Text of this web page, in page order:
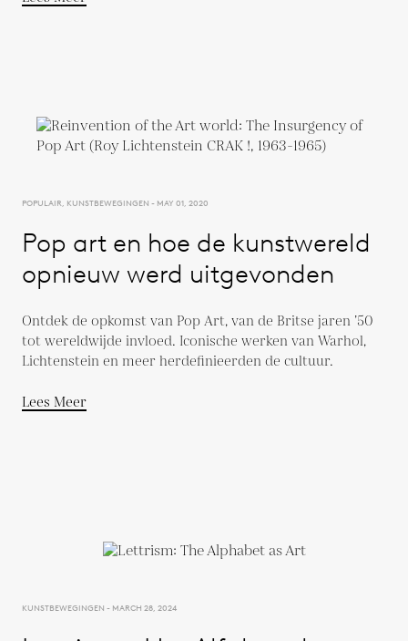
POPULAIR, KUNSTBEWEGINGEN - MAY 01, 2020
Pop art en hoe de kunstwereld
opnieuw werd uitgevonden
Ontdek de opkomst van Pop Art, van de Britse jaren ’50
tot wereldwijde invloed. Iconische werken van Warhol,
Lichtenstein en meer herdefinieerden de cultuur.
Lees Meer
KUNSTBEWEGINGEN - MARCH 28, 2024